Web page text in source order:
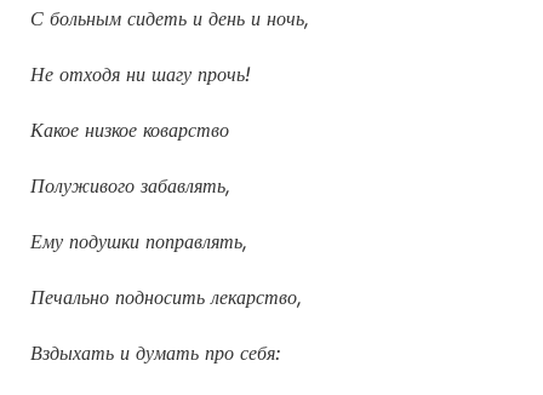
С больным сидеть и день и ночь,
Не отходя ни шагу прочь!
Какое низкое коварство
Полуживого забавлять,
Ему подушки поправлять,
Печально подносить лекарство,
Вздыхать и думать про себя: